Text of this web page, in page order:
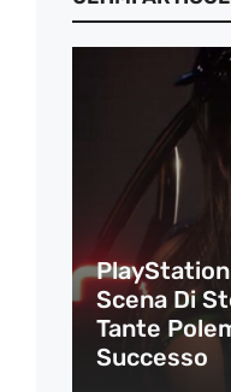
Scena Di
Tante
Successo